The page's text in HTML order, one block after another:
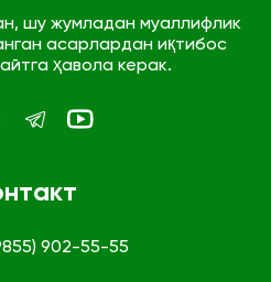
шу жумладан муаллифлик
асарлардан иқтибос
ҳавола керак.
902-55-55